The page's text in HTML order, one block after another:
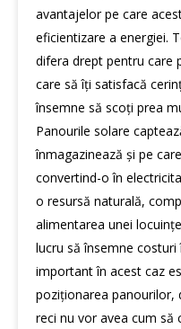
avantajelor pe care
eficientizare a energiei.
difera drept pentru care
care să îți satisfacă
însemne să scoți prea
Panourile solare
înmagazinează și pe
convertind-o în
o resursă naturală,
alimentarea unei
lucru să însemne
important în acest caz
poziționarea panourilor,
reci nu vor avea cum să